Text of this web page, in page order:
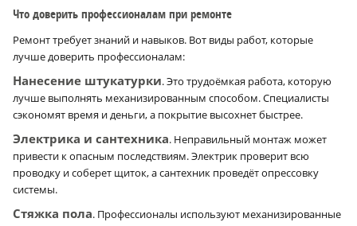
Что доверить профессионалам при ремонте
Ремонт требует знаний и навыков. Вот виды работ, которые
лучше доверить профессионалам:
Нанесение штукатурки. Это трудоёмкая работа, которую
лучше выполнять механизированным способом. Специалисты
сэкономят время и деньги, а покрытие высохнет быстрее.
Электрика и сантехника. Неправильный монтаж может
привести к опасным последствиям. Электрик проверит всю
проводку и соберет щиток, а сантехник проведёт опрессовку
системы.
Стяжка пола. Профессионалы используют механизированные